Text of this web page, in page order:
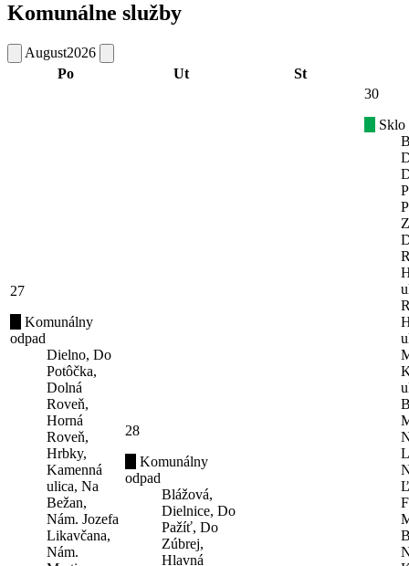
Komunálne služby
August2026
Po
Ut St
27
Komunálny
odpad
Dielno, Do
Potôčka,
Dolná
Roveň,
Horná
Roveň,
Hrbky,
Kamenná
ulica, Na
Bežan,
Nám. Jozefa
Likavčana,
Nám.
28
Komunálny
odpad
Blážová,
Dielnice, Do
Pažíť, Do
Zúbrej,
Hlavná
30
Sklo